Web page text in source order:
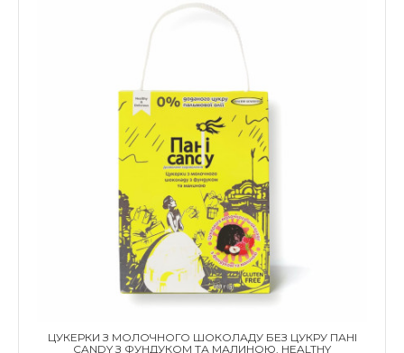
ЦУКЕРКИ З МОЛОЧНОГО ШОКОЛАДУ БЕЗ ЦУКРУ ПАНІ
CANDY З ФУНДУКОМ ТА МАЛИНОЮ, HEALTHY